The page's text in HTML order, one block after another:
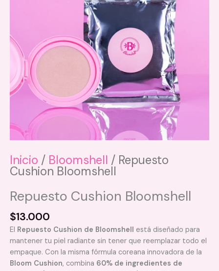
Inicio / Bloomshell / Repuesto
Cushion Bloomshell
Repuesto Cushion Bloomshell
$13.000
El Repuesto Cushion de Bloomshell está diseñado para
mantener tu piel radiante sin tener que reemplazar todo el
empaque. Con la misma fórmula coreana innovadora de la
Bloom Cushion, combina 60% de ingredientes de